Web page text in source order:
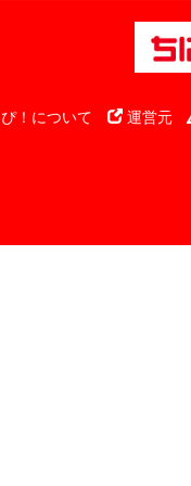
！について 運営元